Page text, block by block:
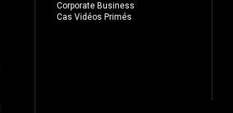
Corporate Business
Cas Vidéos Primés